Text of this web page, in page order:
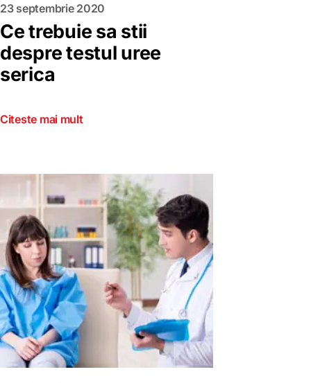
23 septembrie 2020
Ce trebuie sa stii
despre testul uree
serica
Citeste mai mult